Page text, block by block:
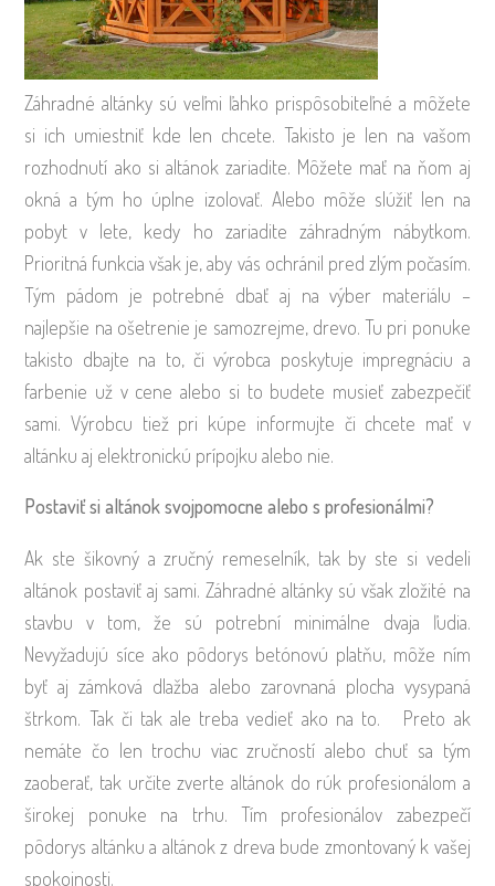
Záhradné altánky sú veľmi ľahko prispôsobiteľné a môžete
si ich umiestniť kde len chcete. Takisto je len na vašom
rozhodnutí ako si altánok zariadite. Môžete mať na ňom aj
okná a tým ho úplne izolovať. Alebo môže slúžiť len na
pobyt v lete, kedy ho zariadite záhradným nábytkom.
Prioritná funkcia však je, aby vás ochránil pred zlým počasím.
Tým pádom je potrebné dbať aj na výber materiálu –
najlepšie na ošetrenie je samozrejme, drevo. Tu pri ponuke
takisto dbajte na to, či výrobca poskytuje impregnáciu a
farbenie už v cene alebo si to budete musieť zabezpečiť
sami. Výrobcu tiež pri kúpe informujte či chcete mať v
altánku aj elektronickú prípojku alebo nie.
Postaviť si altánok svojpomocne alebo s profesionálmi?
Ak ste šikovný a zručný remeselník, tak by ste si vedeli
altánok postaviť aj sami. Záhradné altánky sú však zložité na
stavbu v tom, že sú potrební minimálne dvaja ľudia.
Nevyžadujú síce ako pôdorys betónovú platňu, môže ním
byť aj zámková dlažba alebo zarovnaná plocha vysypaná
štrkom. Tak či tak ale treba vedieť ako na to. Preto ak
nemáte čo len trochu viac zručností alebo chuť sa tým
zaoberať, tak určite zverte altánok do rúk profesionálom a
širokej ponuke na trhu. Tím profesionálov zabezpečí
pôdorys altánku a altánok z dreva bude zmontovaný k vašej
spokojnosti.